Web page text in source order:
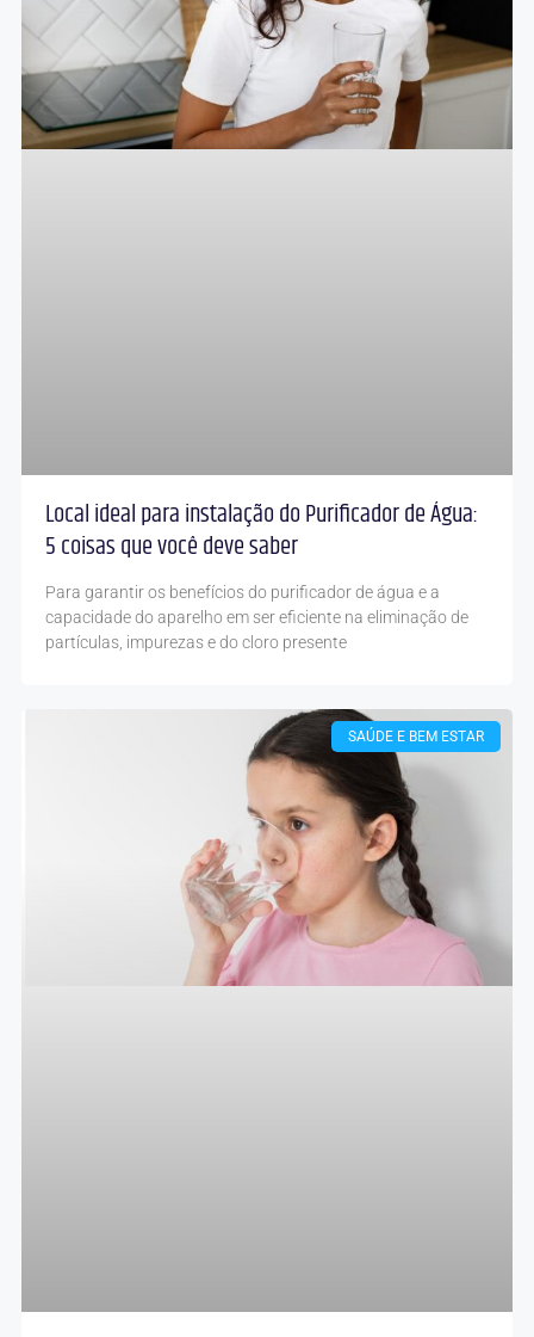
Local ideal para instalação do Purificador de Água:
5 coisas que você deve saber
Para garantir os benefícios do purificador de água e a
capacidade do aparelho em ser eficiente na eliminação de
partículas, impurezas e do cloro presente
SAÚDE E BEM ESTAR